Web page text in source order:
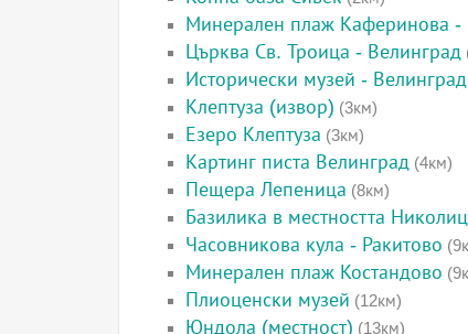
Минерален плаж Каферинова -
Църква Св. Троица - Велинград
Исторически музей - Велинград
Клептуза (извор) (3км)
Езеро Клептуза (3км)
Картинг писта Велинград (4км)
Пещера Лепеница (8км)
Базилика в местността
Часовникова кула - Ракитово
Минерален плаж Костандово
Плиоценски музей (12км)
Юндола (местност) (13км)